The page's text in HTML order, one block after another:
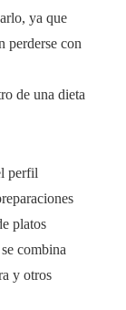
ya que
perderse con
de una dieta
perfil
platos
combina
y otros